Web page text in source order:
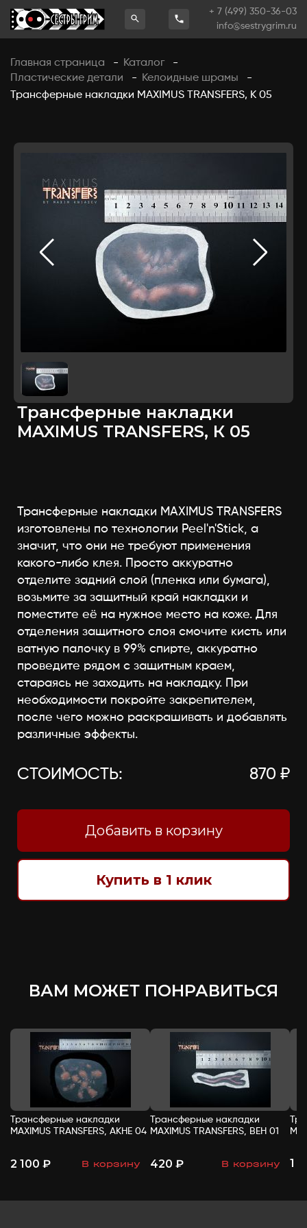
+ 7 (499) 350-36-03
info@sestrygrim.ru
Главная страница - Каталог
-
Пластические детали
- Келоидные шрамы
-
Трансферные накладки MAXIMUS TRANSFERS, К 05
Трансферные накладки
MAXIMUS TRANSFERS, К 05
Трансферные накладки MAXIMUS TRANSFERS
изготовлены по технологии Peel'n'Stick, а
значит, что они не требуют применения
какого-либо клея. Просто аккуратно
отделите задний слой (пленка или бумага),
возьмите за защитный край накладки и
поместите её на нужное место на коже. Для
отделения защитного слоя смочите кисть или
ватную палочку в 99% спирте, аккуратно
проведите рядом с защитным краем,
стараясь не заходить на накладку. При
необходимости покройте закрепителем,
после чего можно раскрашивать и добавлять
различные эффекты.
СТОИМОСТЬ: 870 ₽
Добавить в корзину
Купить в 1 клик
ВАМ МОЖЕТ ПОНРАВИТЬСЯ
Трансферные накладки
MAXIMUS TRANSFERS, АКНЕ 04
2 100 ₽ В корзину
- +
Трансферные накладки
MAXIMUS TRANSFERS, ВЕН 01
420 ₽ В корзину
- + 1